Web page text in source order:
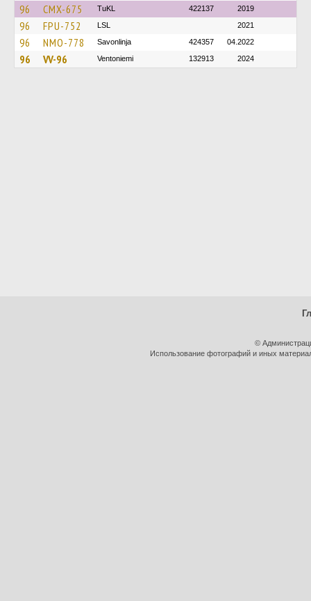
96 CMX-675 TuKL 422137 2019
96 FPU-752 LSL 2021
96 NMO-778 Savonlinja 424357 04.2022
96 VV-96 Ventoniemi 132913 2024
©
Использование фотографий и иных